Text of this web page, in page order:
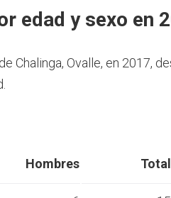
edad y sexo en
Chalinga, Ovalle, en 2017,
Hombres Total